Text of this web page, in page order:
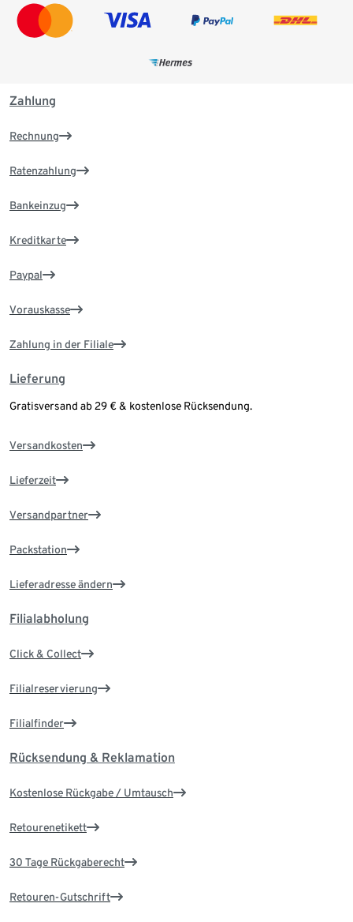
Zahlung
Rechnung
Ratenzahlung
Bankeinzug
Kreditkarte
Paypal
Vorauskasse
Zahlung in der Filiale
Lieferung
Gratisversand ab 29 € & kostenlose Rücksendung.
Versandkosten
Lieferzeit
Versandpartner
Packstation
Lieferadresse ändern
Filialabholung
Click & Collect
Filialreservierung
Filialfinder
Rücksendung & Reklamation
Kostenlose Rückgabe / Umtausch
Retourenetikett
30 Tage Rückgaberecht
Retouren-Gutschrift